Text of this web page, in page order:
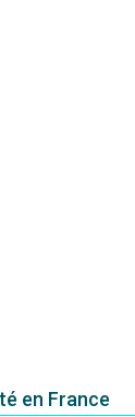
en France